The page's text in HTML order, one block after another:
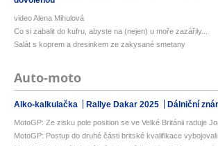
video Alena Mihulová
Co si zabalit do kufru, abyste na (nejen) u moře zazářily...
Salát s koprem a dresinkem ze zakysané smetany
Auto-moto
Alko-kalkulačka Rallye Dakar 2025 Dálniční
MotoGP: Ze zisku pole position se ve Velké Británii raduje
MotoGP: Postup do druhé části britské kvalifikace vybojovali